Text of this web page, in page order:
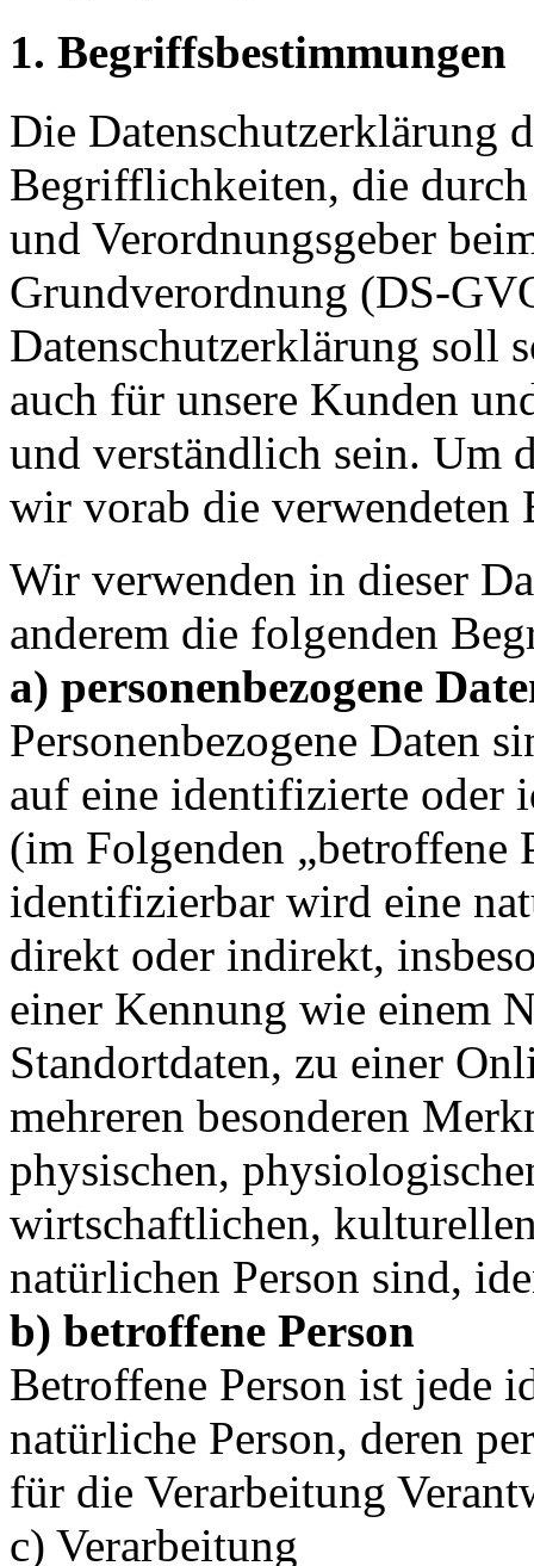
1. Begriffsbestimmungen
Die Datenschutzerklärung
Begrifflichkeiten, die
und Verordnungsgeber
Grundverordnung (DS-
Datenschutzerklärung soll
auch für unsere Kunden
und verständlich sein. Um
wir vorab die
Wir verwenden in dieser
anderem die folgenden
a) personenbezogene
Personenbezogene Daten
auf eine identifizierte oder
(im Folgenden „betroffene
identifizierbar wird eine
direkt oder indirekt,
einer Kennung wie einem
Standortdaten, zu einer
mehreren besonderen
physischen,
wirtschaftlichen,
natürlichen Person sind,
b) betroffene Person
Betroffene Person ist jede
natürliche Person, deren
für die Verarbeitung
c) Verarbeitung